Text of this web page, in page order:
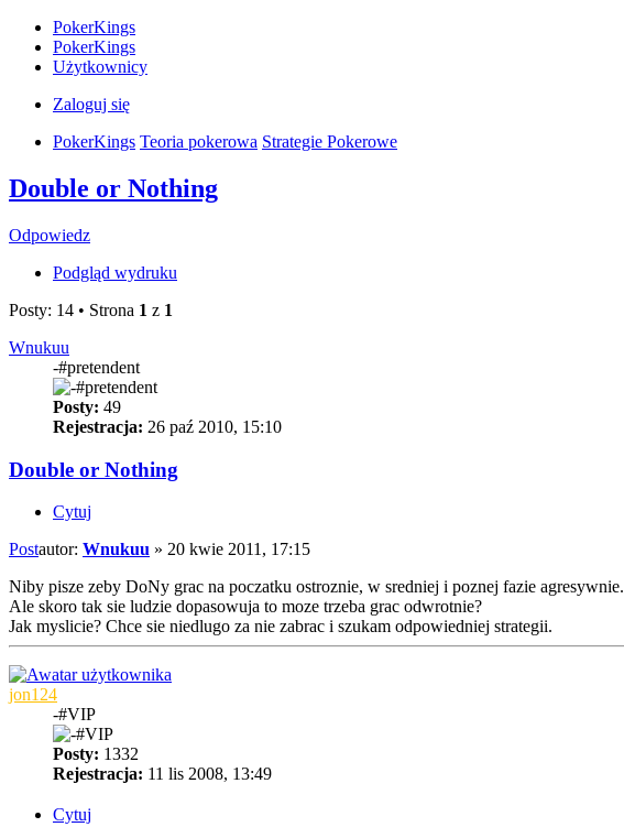
PokerKings
PokerKings
Użytkownicy
Zaloguj się
PokerKings Teoria pokerowa Strategie Pokerowe
Double or Nothing
Odpowiedz
Podgląd wydruku
Posty: 14 • Strona 1 z 1
Wnukuu
-#pretendent
Posty: 49
Rejestracja: 26 paź 2010, 15:10
Double or Nothing
Cytuj
Postautor: Wnukuu » 20 kwie 2011, 17:15
Niby pisze zeby DoNy grac na poczatku ostroznie, w sredniej i poznej fazie agresywnie.
Ale skoro tak sie ludzie dopasowuja to moze trzeba grac odwrotnie?
Jak myslicie? Chce sie niedlugo za nie zabrac i szukam odpowiedniej strategii.
jon124
-#VIP
Posty: 1332
Rejestracja: 11 lis 2008, 13:49
Cytuj